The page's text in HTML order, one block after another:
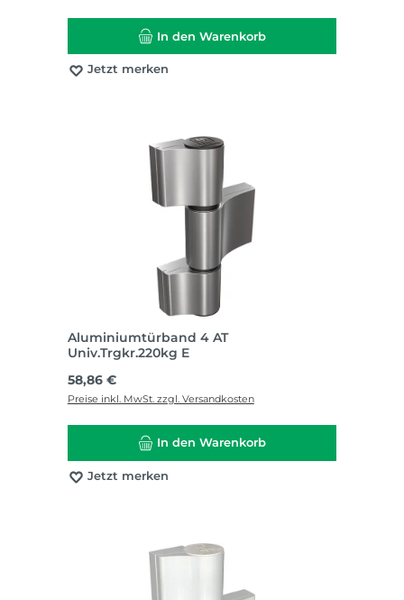
In den Warenkorb
Jetzt merken
Aluminiumtürband 4 AT
Univ.Trgkr.220kg E
Regulärer Preis:
58,86 €
Preise inkl. MwSt. zzgl. Versandkosten
In den Warenkorb
Jetzt merken